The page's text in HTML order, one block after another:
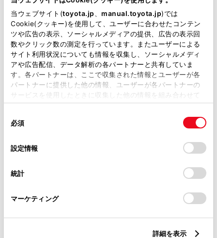
当ウェブサイト(toyota.jp manual.toyota.jp)では
Cookie(クッキー)を使用して、ユーザーに合わせたコンテン
ツや広告の表示、ソーシャルメディアの提供、広告の表示回
数やクリック数の測定を行っています。またユーザーによる
サイト利用状況についても情報を収集し、ソーシャルメディ
アや広告配信、データ解析の各パートナーと共有していま
す。各パートナーは、ここで収集された情報とユーザーが各
パートナーに提供した他の情報、ユーザーが各パートナーの
サービスを使用したときに収集した他の情報を組み合わせて
使用することがあります。当ウェブサイトの使用を続行する
デバイスにすべてのCookie(クッキー)が保存されることに同
意したことになります。Cookie(クッキー)のオプトアウト、
設定の変更、同意を撤回したりするにあたっては、当社の
「Cookie（クッキー）情報の取り扱いについて
」をご覧くだ
必須
設定情報
統計
マーケティング
詳細を表示
チャットでお問い合わせ
受付：10:00～18:00
（長期連休などの当社指定日を除く）
チャットでのお問い合わせはお待たせ